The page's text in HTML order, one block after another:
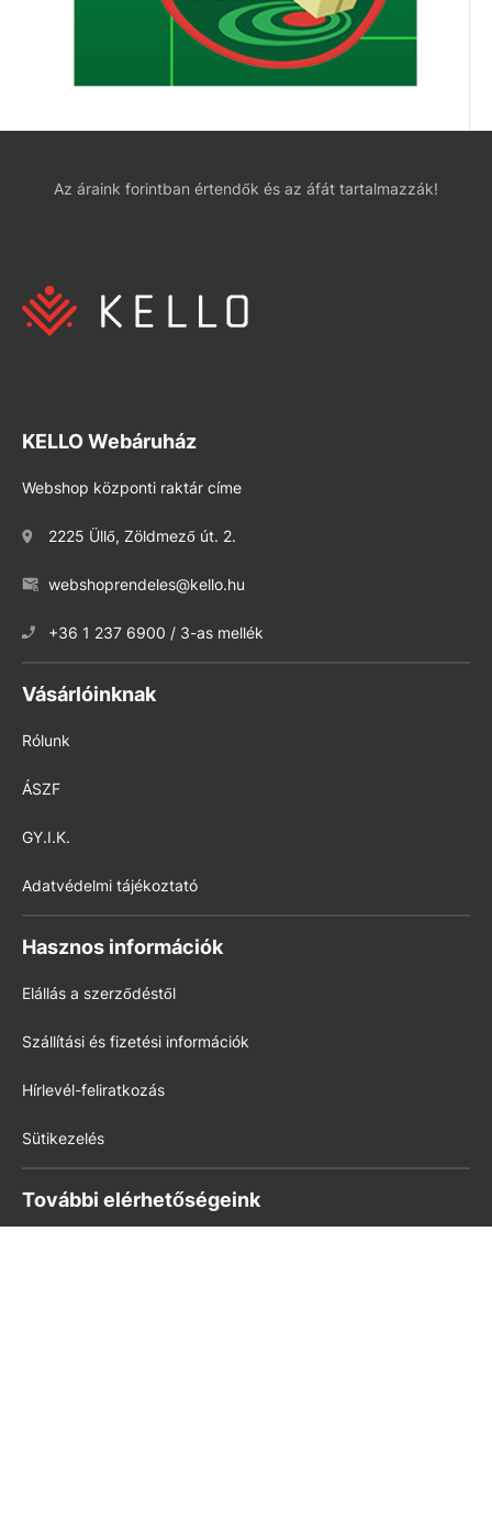
Az áraink forintban értendők és az áfát tartalmazzák!
KELLO Webáruház
Webshop központi raktár címe
2225 Üllő, Zöldmező út. 2.
webshoprendeles@kello.hu
+36 1 237 6900 / 3-as mellék
Vásárlóinknak
Rólunk
ÁSZF
GY.I.K.
Adatvédelmi tájékoztató
Hasznos információk
Elállás a szerződéstől
Szállítási és fizetési információk
Hírlevél-feliratkozás
Sütikezelés
További elérhetőségeink